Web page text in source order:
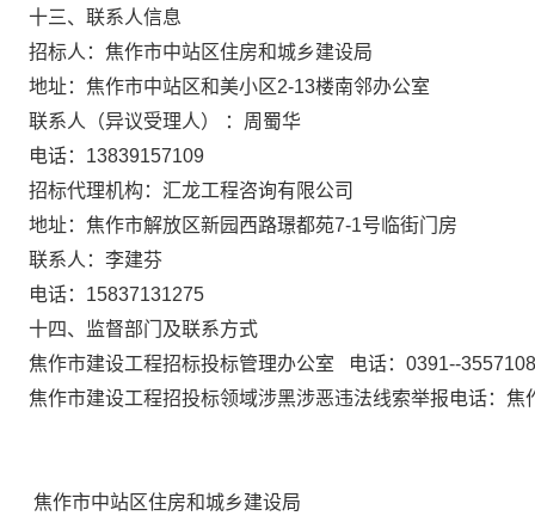
十三、 联系人信息
招标人： 焦作市中站区住房和城乡建设局
地址： 焦作市中站区和美小区2-13楼南邻办公室
联系人（异议受理人）
： 周蜀华
电话： 13839157109
招标代理机构：汇龙工程咨询有限公司
地址：焦作市解放区新园西路璟都苑7-1号临街门
联系人： 李建芬
电话： 15837131275
十四、
监督部门及联系方式
焦作市建设工程招标投标管理办公室
电话： 0391--3557108
焦作市建设工程招投标领域涉黑涉恶违法线索举报电话：焦
焦作市中站区住房和城乡建设局